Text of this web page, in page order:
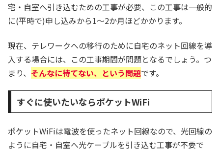
宅・自室へ引き込むための工事が必要、この工事は一般的
に(平時で)申し込みから1～2か月ほどかかります。
現在、テレワークへの移行のために自宅のネット回線を導
入する場合には、この工事期間が問題となるでしょう。つ
まり、 そんなに待てない、という問題です。
すぐに使いたいならポケットWiFi
ポケットWiFiは電波を使ったネット回線なので、光回線の
ように自宅・自室へ光ケーブルを引き込む工事が不要で